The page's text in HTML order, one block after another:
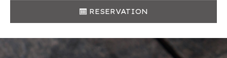
RESERVATION